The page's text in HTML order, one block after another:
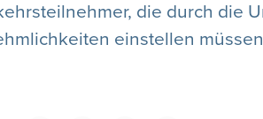
die durch die
einstellen